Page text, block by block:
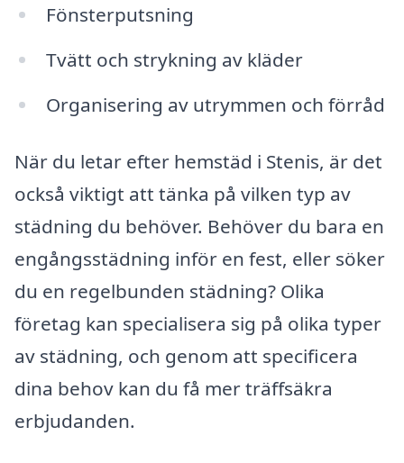
Fönsterputsning
Tvätt och strykning av kläder
Organisering av utrymmen och förråd
När du letar efter hemstäd i Stenis, är det
också viktigt att tänka på vilken typ av
städning du behöver. Behöver du bara en
engångsstädning inför en fest, eller söker
du en regelbunden städning? Olika
företag kan specialisera sig på olika typer
av städning, och genom att specificera
dina behov kan du få mer träffsäkra
erbjudanden.